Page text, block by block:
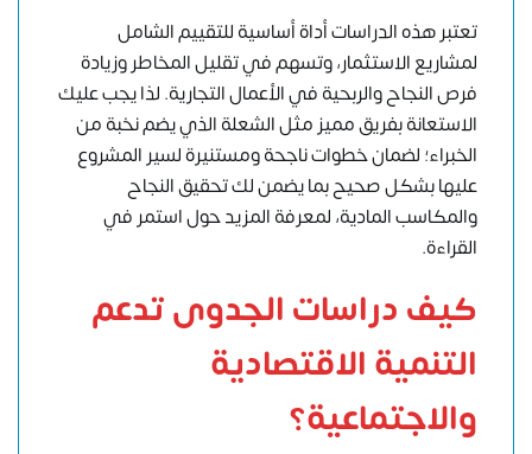
تعتبر هذه الدراسات أداة أساسية للتقييم الشامل
لمشاريع الاستثمار، وتسهم في تقليل المخاطر وزيادة
فرص النجاح والربحية في الأعمال التجارية. لذا يجب عليك
الاستعانة بفريق مميز مثل الشعلة الذي يضم نخبة من
الخبراء؛ لضمان خطوات ناجحة ومستنيرة لسير المشروع
عليها بشكل صحيح بما يضمن لك تحقيق النجاح
والمكاسب المادية، لمعرفة المزيد حول استمر في
القراءة.
كيف دراسات الجدوى تدعم
التنمية الاقتصادية
والاجتماعية؟